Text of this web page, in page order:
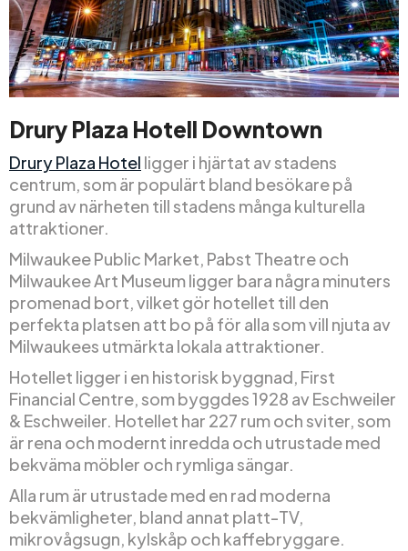
Drury Plaza Hotell Downtown
Drury Plaza Hotel ligger i hjärtat av stadens
centrum, som är populärt bland besökare på
grund av närheten till stadens många kulturella
attraktioner.
Milwaukee Public Market, Pabst Theatre och
Milwaukee Art Museum ligger bara några minuters
promenad bort, vilket gör hotellet till den
perfekta platsen att bo på för alla som vill njuta av
Milwaukees utmärkta lokala attraktioner.
Hotellet ligger i en historisk byggnad, First
Financial Centre, som byggdes 1928 av Eschweiler
& Eschweiler. Hotellet har 227 rum och sviter, som
är rena och modernt inredda och utrustade med
bekväma möbler och rymliga sängar.
Alla rum är utrustade med en rad moderna
bekvämligheter, bland annat platt-TV,
mikrovågsugn, kylskåp och kaffebryggare.